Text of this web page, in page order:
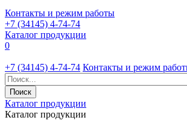
Контакты и режим работы
+7 (34145) 4-74-74
Каталог продукции
0
+7 (34145) 4-74-74 Контакты и режим
Каталог продукции
Каталог продукции